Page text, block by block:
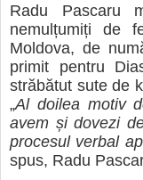
Radu Pascaru
nemulțumiți de
Moldova, de
primit pentru
străbătut sute de
„Al doilea motiv
avem și dovezi
procesul verbal
spus, Radu